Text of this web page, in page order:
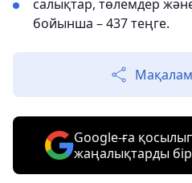
салықтар, төлемдер
бойынша – 437 теңге.
Google-ға
жаңалықтарды